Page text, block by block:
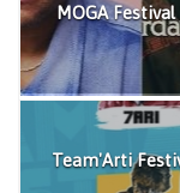
MOGA
Team'Arti